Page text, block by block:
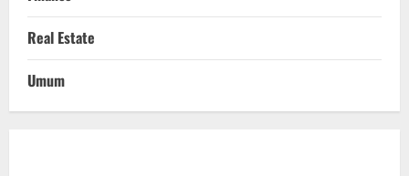
Real Estate
Umum